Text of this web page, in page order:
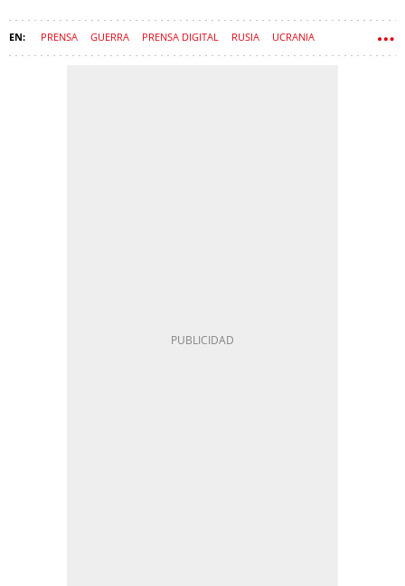
PRENSA GUERRA PRENSA DIGITAL RUSIA UCRANIA